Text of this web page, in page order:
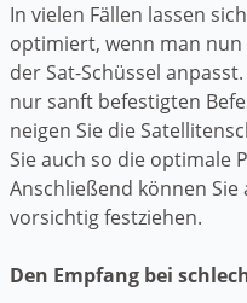
In vielen Fällen lassen
optimiert, wenn man
der Sat-Schüssel
nur sanft befestigten
neigen Sie die
Sie auch so die optimale
Anschließend können
vorsichtig festziehen.
Den Empfang bei